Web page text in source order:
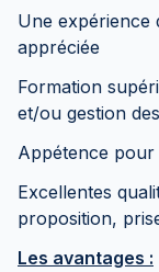
Une expérience
appréciée
Formation
et/ou gestion
Appétence pour
Excellentes
proposition,
Les avantages :